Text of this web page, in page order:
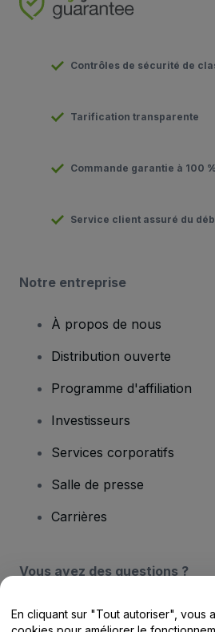
Contrôles de sécurité de
Tarification transparente
Commande garantie à 100 %
Service client assuré du
Notre entreprise
À propos de nous
Distribution ouverte
Programme d'affiliation
Investisseurs
Services corporatifs
Salle de presse
Carrières
Vous avez des questions ?
Centre d'assistance /
En cliquant sur "Tout autoriser", vous